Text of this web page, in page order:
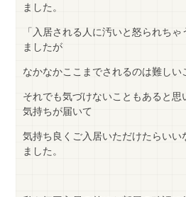
ました。
「入居される人に汚いと怒られち
ましたが
なかなかここまでされるのは難しい
それでも気づけないこともあると
気持ちが届いて
気持ち良くご入居いただけたらい
ました。